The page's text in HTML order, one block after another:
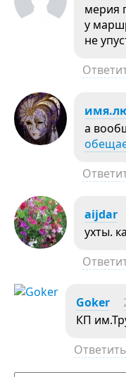
мерия
у
не
а
aijdar
ухты.
Goker
КП
Ответить